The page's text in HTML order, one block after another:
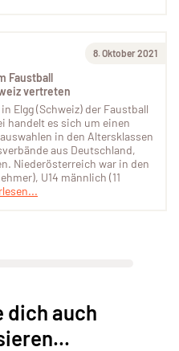
8. Oktober 2021
Faustball
vertreten
Elgg (Schweiz) der Faustball
handelt es sich um einen
in den Altersklassen
aus Deutschland,
Niederösterreich war in den
U14 männlich (11
dich auch